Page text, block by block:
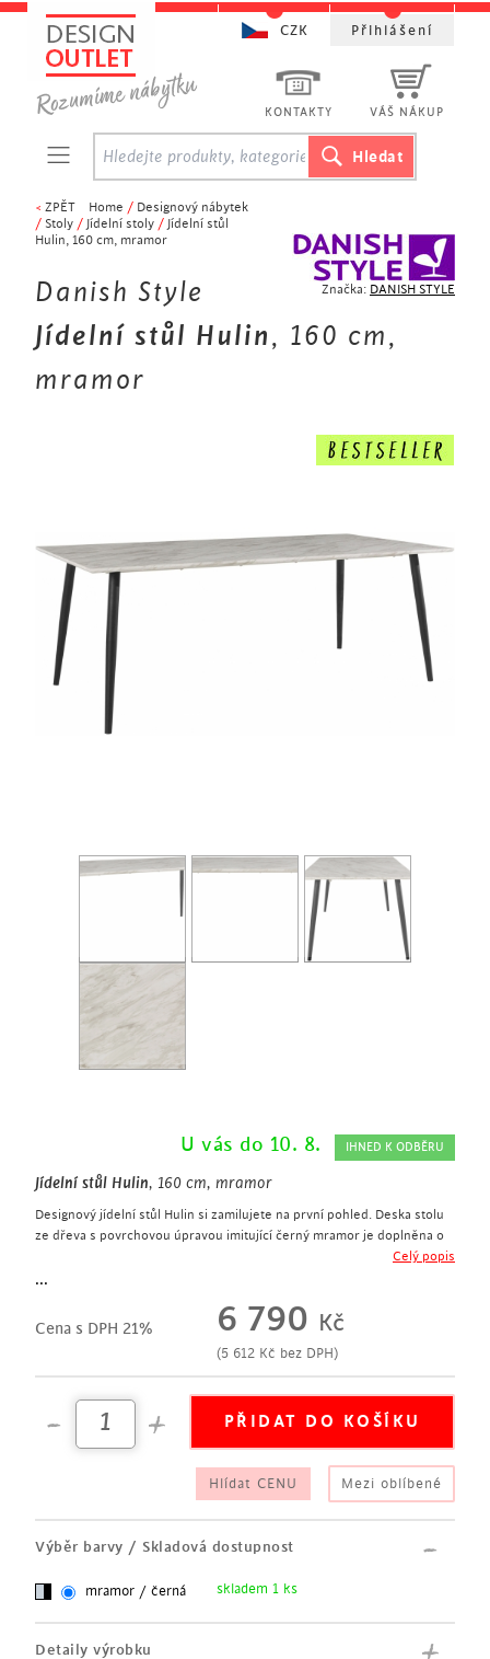
Značka: DANISH STYLE
< ZPĚT Home / Designový nábytek
/ Stoly / Jídelní stoly / Jídelní stůl
Hulin, 160 cm, mramor
Danish Style
Jídelní stůl Hulin, 160 cm,
mramor
U vás do 10. 8. IHNED K ODBĚRU
Jídelní stůl Hulin, 160 cm, mramor
Designový jídelní stůl Hulin si zamilujete na první pohled. Deska stolu
ze dřeva s povrchovou úpravou imitující černý mramor je doplněna o
černou kovovou podnož. Celkový vzhled stolu perfektně doplní
deska stolu ze dřeva v imitaci mramoru
kovová podnož v černé barvě
obdélníkový tvar
hodí se do kuchyně či jídelny
...
Celý popis
Cena s DPH 21% 6 790 Kč
(5 612 Kč bez DPH)
Hlídat CENU Mezi oblíbené
Výběr barvy / Skladová dostupnost
mramor / černá skladem 1 ks
Detaily výrobku
KONTAKTY VÁŠ NÁKUP
CZK Přihlášení